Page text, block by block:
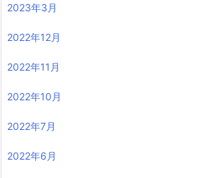
2023年3月
2022年12月
2022年11月
2022年10月
2022年7月
2022年6月